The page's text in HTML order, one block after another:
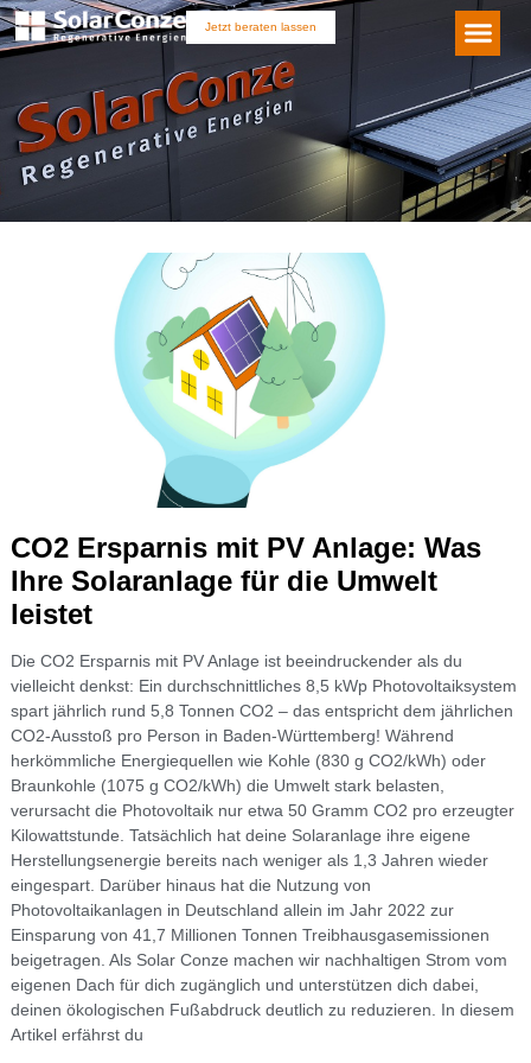
Jetzt beraten lassen
CO2 Ersparnis mit PV Anlage: Was
Ihre Solaranlage für die Umwelt
leistet
Die CO2 Ersparnis mit PV Anlage ist beeindruckender als du
vielleicht denkst: Ein durchschnittliches 8,5 kWp Photovoltaiksystem
spart jährlich rund 5,8 Tonnen CO2 – das entspricht dem jährlichen
CO2-Ausstoß pro Person in Baden-Württemberg! Während
herkömmliche Energiequellen wie Kohle (830 g CO2/kWh) oder
Braunkohle (1075 g CO2/kWh) die Umwelt stark belasten,
verursacht die Photovoltaik nur etwa 50 Gramm CO2 pro erzeugter
Kilowattstunde. Tatsächlich hat deine Solaranlage ihre eigene
Herstellungsenergie bereits nach weniger als 1,3 Jahren wieder
eingespart. Darüber hinaus hat die Nutzung von
Photovoltaikanlagen in Deutschland allein im Jahr 2022 zur
Einsparung von 41,7 Millionen Tonnen Treibhausgasemissionen
beigetragen. Als Solar Conze machen wir nachhaltigen Strom vom
eigenen Dach für dich zugänglich und unterstützen dich dabei,
deinen ökologischen Fußabdruck deutlich zu reduzieren. In diesem
Artikel erfährst du